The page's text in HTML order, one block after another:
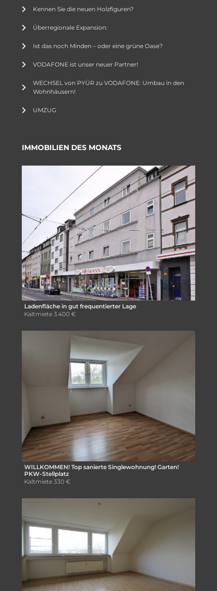
Kennen Sie die neuen Holzfiguren?
Überregionale Expansion:
Ist das noch Minden – oder eine grüne Oase?
VODAFONE ist unser neuer Partner!
WECHSEL von PYÜR zu VODAFONE: Umbau in den
Wohnhäusern!
UMZUG
IMMOBILIEN DES MONATS
Ladenfläche in gut frequentierter Lage
Kaltmiete 3.400 €
WILLKOMMEN! Top sanierte Singlewohnung! Garten!
PKW-Stellplatz
Kaltmiete 330 €